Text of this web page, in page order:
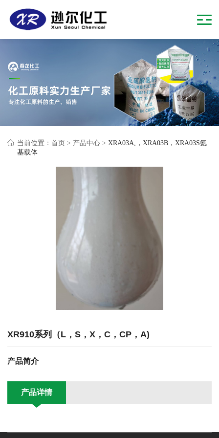
当前位置： 首页 > 产品中心 > XRA03A,，XRA03B，XRA03S氨
基载体
XR910系列（L，S，X，C，CP，A)
产品简介
产品详情